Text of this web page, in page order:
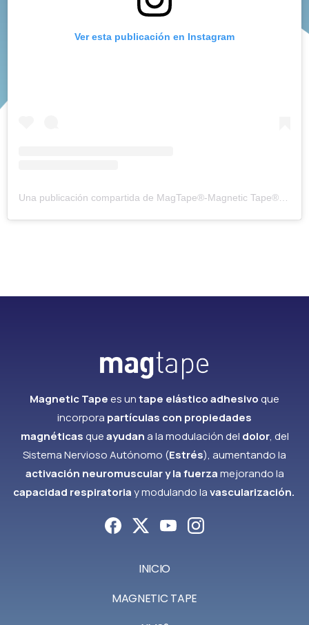
Ver esta publicación en Instagram
Magnetic Tapees untape elástico adhesivoque
incorpora partículas con propiedades
magnéticasqueayudana la modulación del dolor, del
Sistema Nervioso Autónomo (Estrés), aumentando la
activación neuromuscular y la fuerzamejorando la
capacidad respiratoriay modulando lavascularización.
INICIO
MAGNETIC TAPE